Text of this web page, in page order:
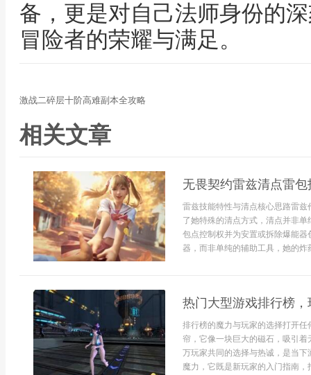
备，更是对自己法师身份的
冒险者的荣耀与满足。
激战二碎层十阶高难副本全攻略
相关文章
无畏契约雷兹清点雷包
雷兹技能特性与清点核心思路雷
了她特殊的清点方式，清点并非
包点控制权并为安置或拆除爆能
器，而非单纯的辅助工具，她的
热门大型游戏排行榜
排行榜的魔力与玩家的选择打开
帘，它像一块巨大的磁石，吸引
万玩家共同的选择与热诚，是当
魔力，它既是新玩家的入门指南